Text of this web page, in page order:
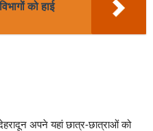
को हाई
अपने यहां छात्र-छात्राओं को